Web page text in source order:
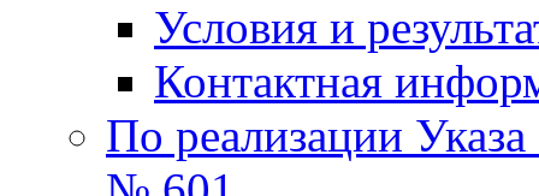
Условия и
Контактная
По реализации